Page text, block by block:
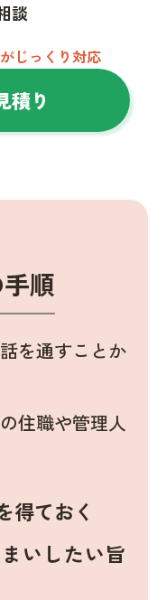
談
じっくり対応
積り
順
を通すことか
住職や管理人
得ておく
いしたい旨